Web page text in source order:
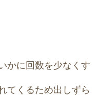
かに回数を少なくす
てくるため出しずら